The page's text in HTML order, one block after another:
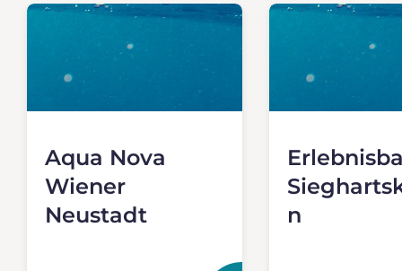
Aqua Nova
Wiener
Neustadt
n